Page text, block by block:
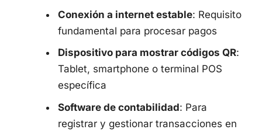
Conexión a internet estable: Requisito
fundamental para procesar pagos
Dispositivo para mostrar códigos QR:
Tablet, smartphone o terminal POS
específica
Software de contabilidad: Para
registrar y gestionar transacciones en